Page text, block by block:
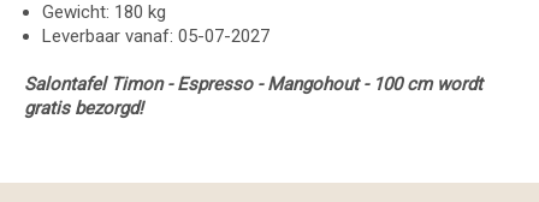
Gewicht: 180 kg
Leverbaar vanaf: 05-07-2027
Salontafel Timon - Espresso - Mangohout - 100 cm wordt
gratis bezorgd!